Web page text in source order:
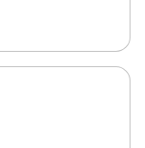
и
тем
подробности
??